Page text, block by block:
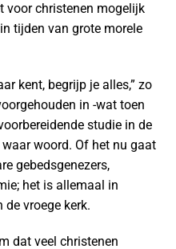
voor christenen mogelijk
tijden van grote morele
kent, begrijp je alles,” zo
in -wat toen
studie in de
waar woord. Of het nu gaat
gebedsgenezers,
het is allemaal in
de vroege kerk.
dat veel christenen